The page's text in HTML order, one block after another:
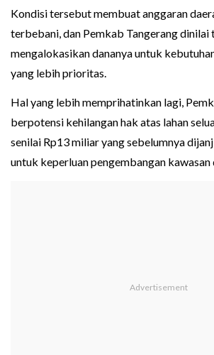
Kondisi tersebut membuat anggaran
terbebani, dan Pemkab Tangerang
mengalokasikan dananya untuk
yang lebih prioritas.
Hal yang lebih memprihatinkan lagi,
berpotensi kehilangan hak atas lahan
senilai Rp13 miliar yang sebelumnya
untuk keperluan pengembangan kawasan